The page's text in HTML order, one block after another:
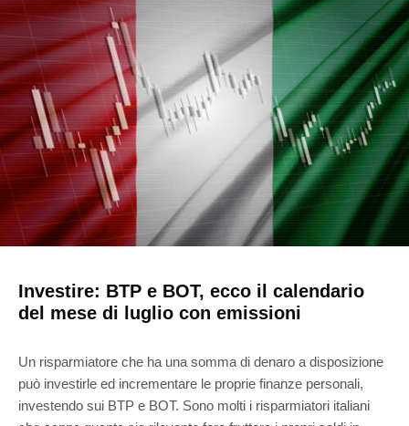
Investire: BTP e BOT, ecco il calendario
del mese di luglio con emissioni
Un risparmiatore che ha una somma di denaro a disposizione
può investirle ed incrementare le proprie finanze personali,
investendo sui BTP e BOT. Sono molti i risparmiatori italiani